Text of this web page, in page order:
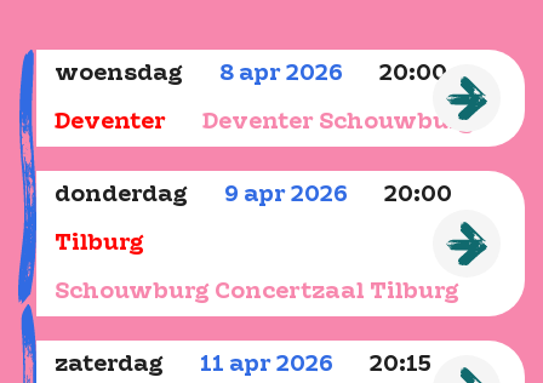
woensdag 8 apr 2026 20:00
Deventer Deventer Schouwburg
donderdag 9 apr 2026 20:00
Tilburg
Schouwburg Concertzaal Tilburg
zaterdag 11 apr 2026 20:15